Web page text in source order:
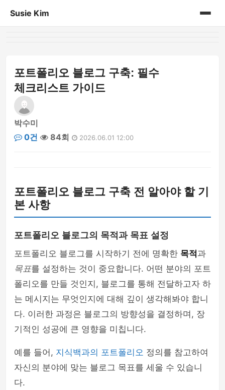
Susie Kim
포트폴리오 블로그 구축: 필수
체크리스트 가이드
박수미
0건
84회 2026.06.01 12:00
포트폴리오 블로그 구축 전 알아야 할 기
본 사항
포트폴리오 블로그의 목적과 목표 설정
포트폴리오 블로그를 시작하기 전에 명확한 목적과
목표를 설정하는 것이 중요합니다. 어떤 분야의 포트
폴리오를 만들 것인지, 블로그를 통해 전달하고자 하
는 메시지는 무엇인지에 대해 깊이 생각해봐야 합니
다. 이러한 과정은 블로그의 방향성을 결정하며, 장
기적인 성공에 큰 영향을 미칩니다.
예를 들어, 지식백과의 포트폴리오 정의를 참고하여
자신의 분야에 맞는 블로그 목표를 세울 수 있습니
다.